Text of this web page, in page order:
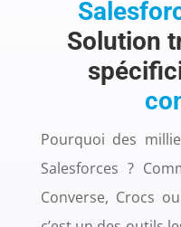
Solution
Pourquoi des
Salesforces ?
Converse, Crocs